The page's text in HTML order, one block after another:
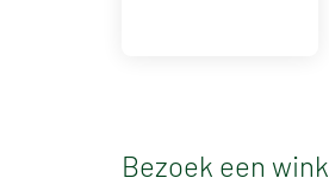
Bezoek een